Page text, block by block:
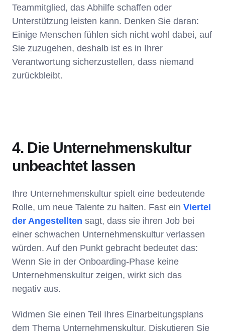
Teammitglied, das Abhilfe schaffen oder
Unterstützung leisten kann. Denken Sie daran:
Einige Menschen fühlen sich nicht wohl dabei, auf
Sie zuzugehen, deshalb ist es in Ihrer
Verantwortung sicherzustellen, dass niemand
zurückbleibt.
4. Die Unternehmenskultur
unbeachtet lassen
Ihre Unternehmenskultur spielt eine bedeutende
Rolle, um neue Talente zu halten. Fast ein Viertel
der Angestellten sagt, dass sie ihren Job bei
einer schwachen Unternehmenskultur verlassen
würden. Auf den Punkt gebracht bedeutet das:
Wenn Sie in der Onboarding-Phase keine
Unternehmenskultur zeigen, wirkt sich das
negativ aus.
Widmen Sie einen Teil Ihres Einarbeitungsplans
dem Thema Unternehmenskultur. Diskutieren Sie